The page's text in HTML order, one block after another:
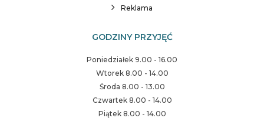
Reklama
GODZINY PRZYJĘĆ
Poniedziałek 9.00 - 16.00
Wtorek 8.00 - 14.00
Środa 8.00 - 13.00
Czwartek 8.00 - 14.00
Piątek 8.00 - 14.00